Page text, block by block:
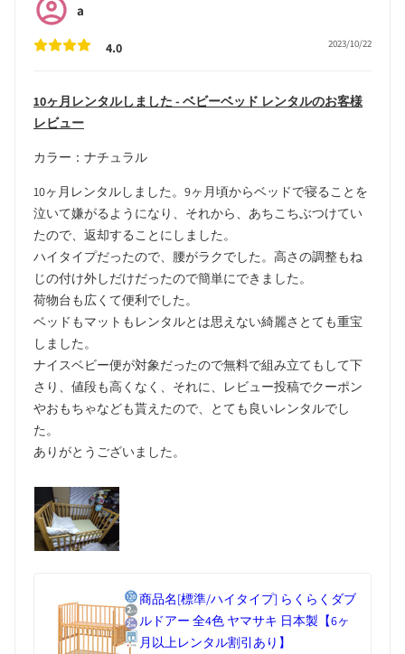
4.0 2023/10/22
a
10ヶ月レンタルしました - ベビーベッド レンタルのお客様
レビュー
カラー：ナチュラル
10ヶ月レンタルしました。9ヶ月頃からベッドで寝ることを
泣いて嫌がるようになり、それから、あちこちぶつけてい
たので、返却することにしました。
ハイタイプだったので、腰がラクでした。高さの調整もね
じの付け外しだけだったので簡単にできました。
荷物台も広くて便利でした。
ベッドもマットもレンタルとは思えない綺麗さとても重宝
しました。
ナイスベビー便が対象だったので無料で組み立てもして下
さり、値段も高くなく、それに、レビュー投稿でクーポン
やおもちゃなども貰えたので、とても良いレンタルでし
た。
ありがとうございました。
商品名[標準/ハイタイプ] らくらくダブ
ルドアー 全4色 ヤマサキ 日本製【6ヶ
月以上レンタル割引あり】